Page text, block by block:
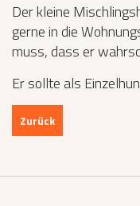
Der kleine
gerne in die
muss, dass er
Er sollte als
Zurück